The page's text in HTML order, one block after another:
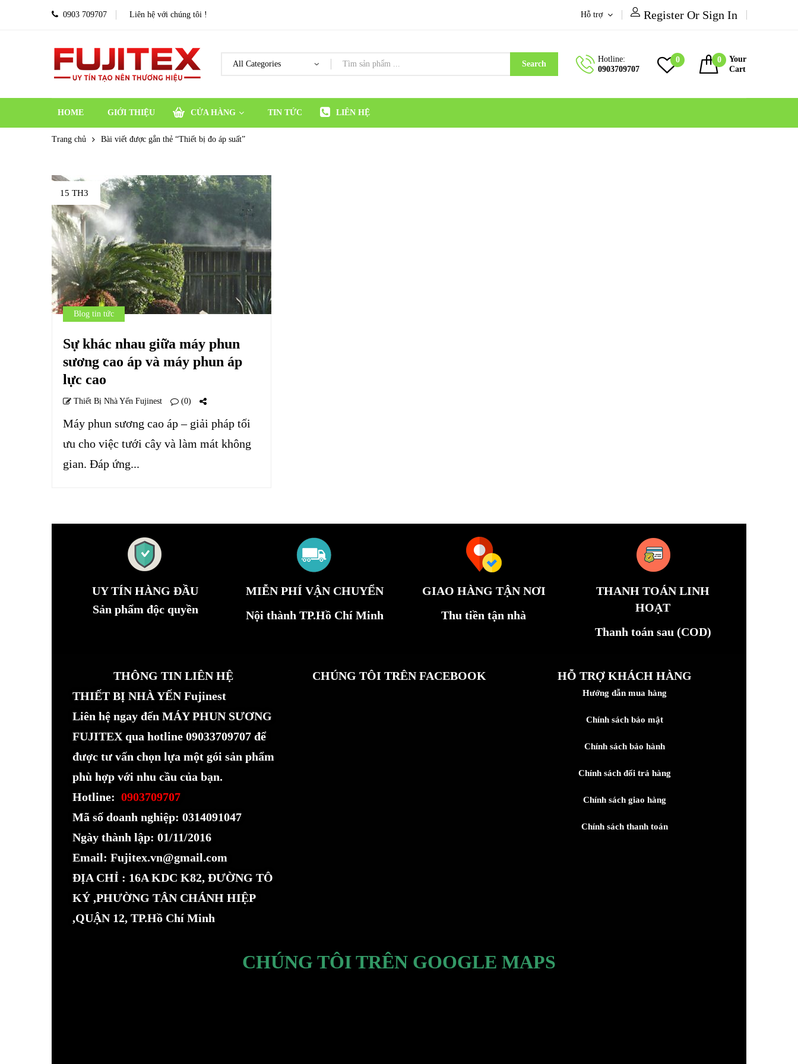
0903 709707 Liên hệ với chúng tôi ! Hỗ trợ Register Or Sign In
Search
Hotline:
0903709707
0 0
Your
Cart
HOME GIỚI THIỆU CỬA HÀNG TIN TỨC LIÊN HỆ
Trang chủ Bài viết được gắn thẻ “Thiết bị đo áp suất”
15 TH3
Blog tin tức
Sự khác nhau giữa máy phun
sương cao áp và máy phun áp
lực cao
Thiết Bị Nhà Yến Fujinest (0)
Máy phun sương cao áp – giải pháp tối
ưu cho việc tưới cây và làm mát không
gian. Đáp ứng...
UY TÍN HÀNG ĐẦU
Sản phẩm độc quyền
MIỄN PHÍ VẬN CHUYỂN
Nội thành TP.Hồ Chí Minh
GIAO HÀNG TẬN NƠI
Thu tiền tận nhà
THANH TOÁN LINH
HOẠT
Thanh toán sau (COD)
THÔNG TIN LIÊN HỆ
THIẾT BỊ NHÀ YẾN Fujinest
Liên hệ ngay đến MÁY PHUN SƯƠNG
FUJITEX qua hotline 09033709707 để
được tư vấn chọn lựa một gói sản phẩm
phù hợp với nhu cầu của bạn.
Hotline: 0903709707
Mã số doanh nghiệp: 0314091047
Ngày thành lập: 01/11/2016
Email: Fujitex.vn@gmail.com
ĐỊA CHỈ : 16A KDC K82, ĐƯỜNG TÔ
KÝ ,PHƯỜNG TÂN CHÁNH HIỆP
,QUẬN 12, TP.Hồ Chí Minh
CHÚNG TÔI TRÊN FACEBOOK HỖ TRỢ KHÁCH HÀNG
Hướng dẫn mua hàng
Chính sách bảo mật
Chính sách bảo hành
Chính sách đổi trả hàng
Chính sách giao hàng
Chính sách thanh toán
CHÚNG TÔI TRÊN GOOGLE MAPS